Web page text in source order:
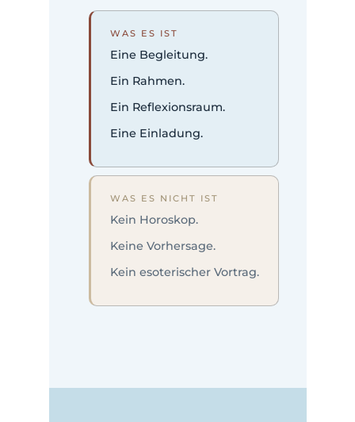
WAS ES IST
Eine Begleitung.
Ein Rahmen.
Ein Reflexionsraum.
Eine Einladung.
WAS ES NICHT IST
Kein Horoskop.
Keine Vorhersage.
Kein esoterischer Vortrag.